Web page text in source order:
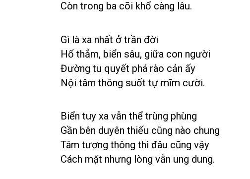
Còn trong ba cõi khổ càng lâu.
Gì là xa nhất ở trần đời
Hố thẳm, biển sâu, giữa con người
Đường tu quyết phá rào cản ấy
Nội tâm thông suốt tự mĩm cười.
Biển tuy xa vẫn thể trùng phùng
Gần bên duyên thiếu cũng nào chung
Tâm tương thông thì đâu cũng vậy
Cách mặt nhưng lòng vẫn ung dung.